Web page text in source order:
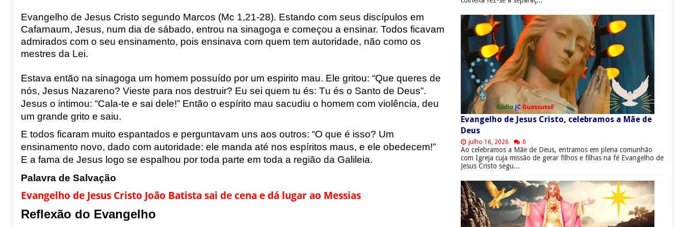
Evangelho de Jesus Cristo segundo Marcos (Mc 1,21-28). Estando com seus discípulos em
Cafarnaum, Jesus, num dia de sábado, entrou na sinagoga e começou a ensinar. Todos ficavam
admirados com o seu ensinamento, pois ensinava com quem tem autoridade, não como os
mestres da Lei.
Estava então na sinagoga um homem possuído por um espirito mau. Ele gritou: “Que queres de
nós, Jesus Nazareno? Vieste para nos destruir? Eu sei quem tu és: Tu és o Santo de Deus”.
Jesus o intimou: “Cala-te e sai dele!” Então o espírito mau sacudiu o homem com violência, deu
um grande grito e saiu.
E todos ficaram muito espantados e perguntavam uns aos outros: “O que é isso? Um
ensinamento novo, dado com autoridade: ele manda até nos espíritos maus, e ele obedecem!”
E a fama de Jesus logo se espalhou por toda parte em toda a região da Galileia.
Palavra de Salvação
Evangelho de Jesus Cristo João Batista sai de cena e dá lugar ao Messias
Reflexão do Evangelho
Evangelho de Jesus Cristo, celebramos a Mãe de
Deus
julho 16, 2026 0
Ao celebramos a Mãe de Deus, entramos em plena comunhão
com Igreja cuja missão de gerar filhos e filhas na fé Evangelho de
Jesus Cristo segu...